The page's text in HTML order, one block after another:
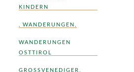
KINDERN
WANDERUNGEN
WANDERUNGEN
OSTTIROL
GROSSVENEDIGER